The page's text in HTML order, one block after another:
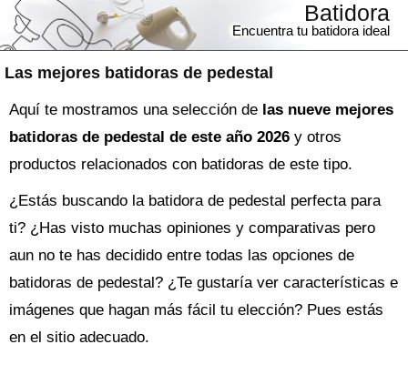
Las mejores batidoras de pedestal
Batidora
Encuentra tu batidora ideal
Aquí te mostramos una selección de las nueve mejores
batidoras de pedestal de este año 2026 y otros
productos relacionados con batidoras de este tipo.
¿Estás buscando la batidorade pedestal perfecta para
ti? ¿Has visto muchas opiniones y comparativas pero
aun no te has decidido entre todas las opciones de
batidoras de pedestal? ¿Te gustaría ver características e
imágenes que hagan más fácil tu elección? Pues estás
en el sitio adecuado.